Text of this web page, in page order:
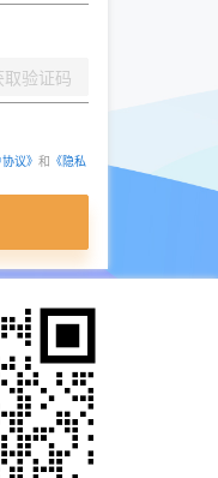
取验证码
议》 和 《隐私